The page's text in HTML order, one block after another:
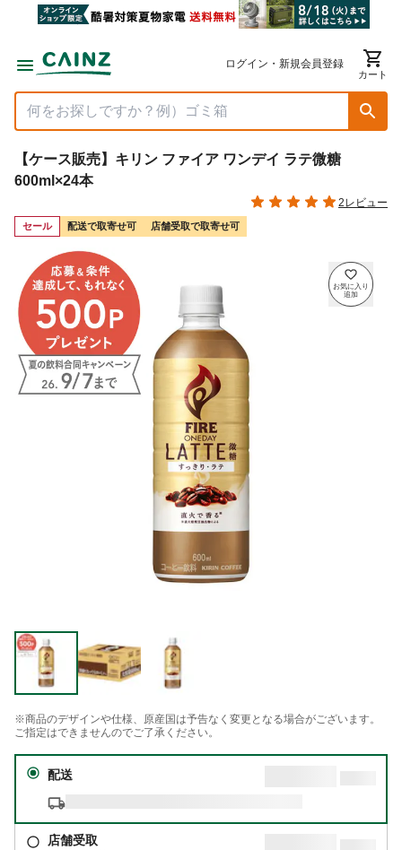
ログイン・新規会員登録
カート
【ケース販売】キリン ファイア ワンデイ ラテ微糖
600ml×24本
2レビュー
セール 配送で取寄せ可 店舗受取で取寄せ可
※商品のデザインや仕様、原産国は予告なく変更となる場合がございます。
ご指定はできませんのでご了承ください。
配送
店舗受取